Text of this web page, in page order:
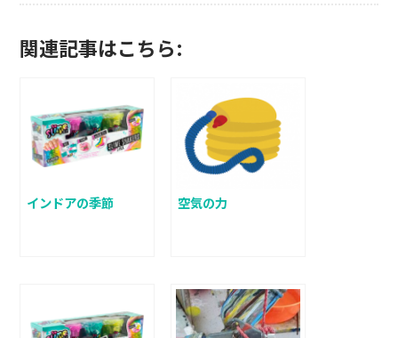
関連記事はこちら:
インドアの季節 空気の力